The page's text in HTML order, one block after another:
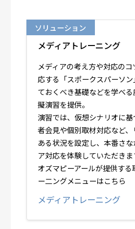
ソリューション
メディアトレーニング
メディアの考え方や対応の
応する「スポークスパーソ
ておくべき基礎などを学べ
擬演習を提供。
演習では、仮想シナリオに
者会見や個別取材対応など、
ある状況を設定し、本番さな
ア対応を体験していただきま
オズマピーアールが提供する
ー二ングメニューはこちら
メディアトレーニング